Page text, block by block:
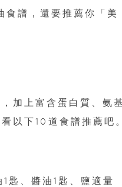
食譜，還要推薦你「美
加上富含蛋白質、氨
以下10道食譜推薦吧
匙、醬油1匙、鹽適量